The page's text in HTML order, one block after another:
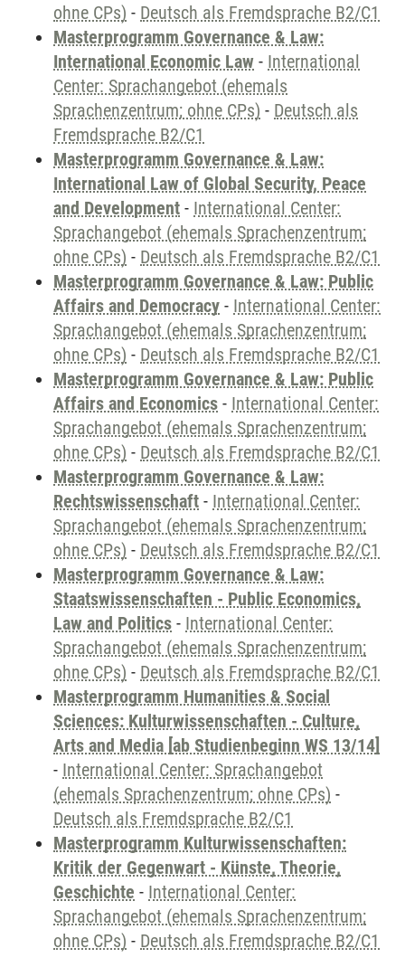
ohne CPs) - Deutsch als Fremdsprache B2/C1
Masterprogramm Governance & Law:
International Economic Law - International
Center: Sprachangebot (ehemals
Sprachenzentrum; ohne CPs) - Deutsch als
Fremdsprache B2/C1
Masterprogramm Governance & Law:
International Law of Global Security, Peace
and Development - International Center:
Sprachangebot (ehemals Sprachenzentrum;
ohne CPs) - Deutsch als Fremdsprache B2/C1
Masterprogramm Governance & Law: Public
Affairs and Democracy - International Center:
Sprachangebot (ehemals Sprachenzentrum;
ohne CPs) - Deutsch als Fremdsprache B2/C1
Masterprogramm Governance & Law: Public
Affairs and Economics - International Center:
Sprachangebot (ehemals Sprachenzentrum;
ohne CPs) - Deutsch als Fremdsprache B2/C1
Masterprogramm Governance & Law:
Rechtswissenschaft - International Center:
Sprachangebot (ehemals Sprachenzentrum;
ohne CPs) - Deutsch als Fremdsprache B2/C1
Masterprogramm Governance & Law:
Staatswissenschaften - Public Economics,
Law and Politics - International Center:
Sprachangebot (ehemals Sprachenzentrum;
ohne CPs) - Deutsch als Fremdsprache B2/C1
Masterprogramm Humanities & Social
Sciences: Kulturwissenschaften - Culture,
Arts and Media [ab Studienbeginn WS 13/14]
- International Center: Sprachangebot
(ehemals Sprachenzentrum; ohne CPs) -
Deutsch als Fremdsprache B2/C1
Masterprogramm Kulturwissenschaften:
Kritik der Gegenwart - Künste, Theorie,
Geschichte - International Center:
Sprachangebot (ehemals Sprachenzentrum;
ohne CPs) - Deutsch als Fremdsprache B2/C1